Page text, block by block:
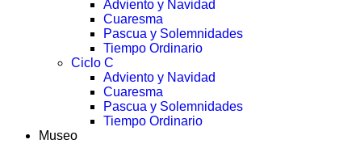
Adviento y Navidad
Cuaresma
Pascua y Solemnidades
Tiempo Ordinario
Ciclo C
Adviento y Navidad
Cuaresma
Pascua y Solemnidades
Tiempo Ordinario
Museo